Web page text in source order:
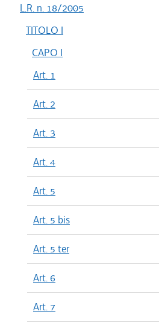
L.R. n. 18/2005
TITOLO I
CAPO I
Art. 1
Art. 2
Art. 3
Art. 4
Art. 5
Art. 5 bis
Art. 5 ter
Art. 6
Art. 7